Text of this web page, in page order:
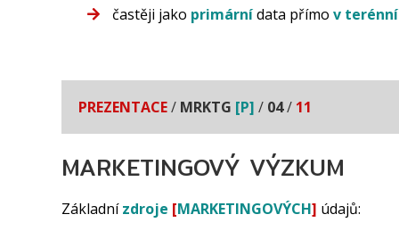
častěji jako primárnídata přímov
PREZENTACE/ MRKTG [P] / 04/ 11
MARKETINGOVÝ VÝZKUM
Základnízdroje [MARKETINGOVÝCH] údajů: